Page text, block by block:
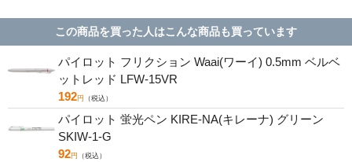
この商品を買った人はこんな商品も買っています
パイロット フリクション Waai(ワーイ) 0.5mm ベルベ
ットレッド LFW-15VR
192円 （税込）
パイロット 蛍光ペン KIRE-NA(キレーナ) グリーン
SKIW-1-G
92円 （税込）